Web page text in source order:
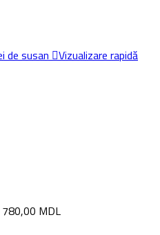
Vizualizare rapidă
780,00 MDL